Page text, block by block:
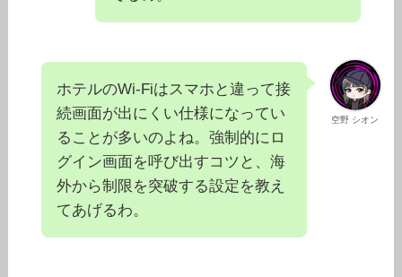
空野 シオン
ホテルのWi-Fiはスマホと違って接
続画面が出にくい仕様になってい
ることが多いのよね。強制的にロ
グイン画面を呼び出すコツと、海
外から制限を突破する設定を教え
てあげるわ。